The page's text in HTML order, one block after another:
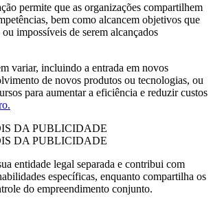
permite que as organizações compartilhem
bem como alcancem objetivos que
impossíveis de serem alcançados
variar, incluindo a entrada em novos
de novos produtos ou tecnologias, ou
para aumentar a eficiência e reduzir custos
DA PUBLICIDADE
DA PUBLICIDADE
entidade legal separada e contribui com
específicas, enquanto compartilha os
do empreendimento conjunto.